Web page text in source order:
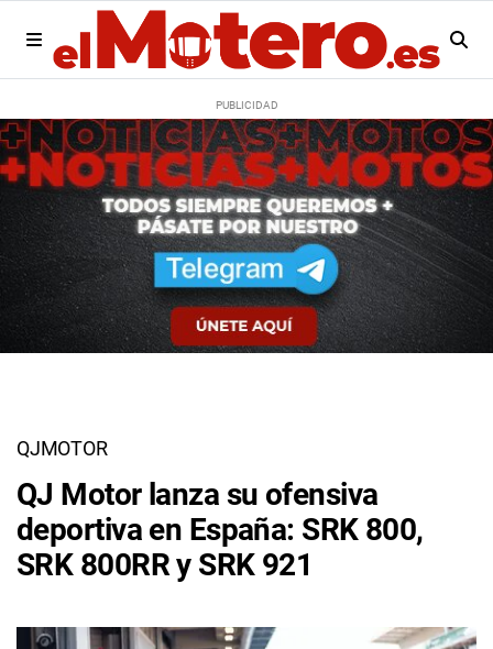
QJMOTOR
QJ Motor lanza su ofensiva
deportiva en España: SRK 800,
SRK 800RR y SRK 921